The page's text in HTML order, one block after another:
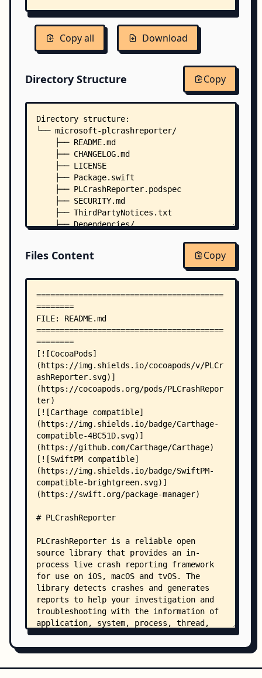
Copy all Download
Directory Structure Copy
Directory structure:
└── microsoft-plcrashreporter/
    ├── README.md
    ├── CHANGELOG.md
    ├── LICENSE
    ├── Package.swift
    ├── PLCrashReporter.podspec
    ├── SECURITY.md
    ├── ThirdPartyNotices.txt
    ├── Dependencies/
    │   └── protobuf-c/
    │       ├── generate-pb-c.sh
    │       └── protobuf-c/
    │           └── protobuf-c.h
    ├── Documentation/
    │   └── Crash Log Format/
    │       └── PLCrashReportFormat.tex
    ├── include/
    │   ├── CrashReporter.h -> CrashReporter.h
│   ├── PLCrashFeatureConfig.h ->
    │   ├── PLCrashMacros.h -> PLCrashMacros.h
│   ├── PLCrashNamespace.h ->
    │   ├── PLCrashReport.h -> PLCrashReport.h
│   ├── PLCrashReportApplicationInfo.h ->
│   ├── PLCrashReportBinaryImageInfo.h ->
│   ├── PLCrashReporter.h ->
│   ├── PLCrashReporterConfig.h ->
│   ├── PLCrashReportExceptionInfo.h ->
│   ├── PLCrashReportFormatter.h ->
│   ├── PLCrashReportMachExceptionInfo.h ->
│   ├── PLCrashReportMachineInfo.h ->
│   ├── PLCrashReportProcessorInfo.h ->
│   ├── PLCrashReportSignalInfo.h ->
│   ├── PLCrashReportStackFrameInfo.h ->
│   ├── PLCrashReportSymbolInfo.h ->
│   ├── PLCrashReportSystemInfo.h ->
│   ├── PLCrashReportTextFormatter.h ->
│   └── PLCrashReportThreadInfo.h ->
    ├── Other Sources/
    │   ├── Crash Demo/
    │   │   └── main.m
    │   ├── Fuzz/
    │   └── plcrashutil/
Files Content Copy